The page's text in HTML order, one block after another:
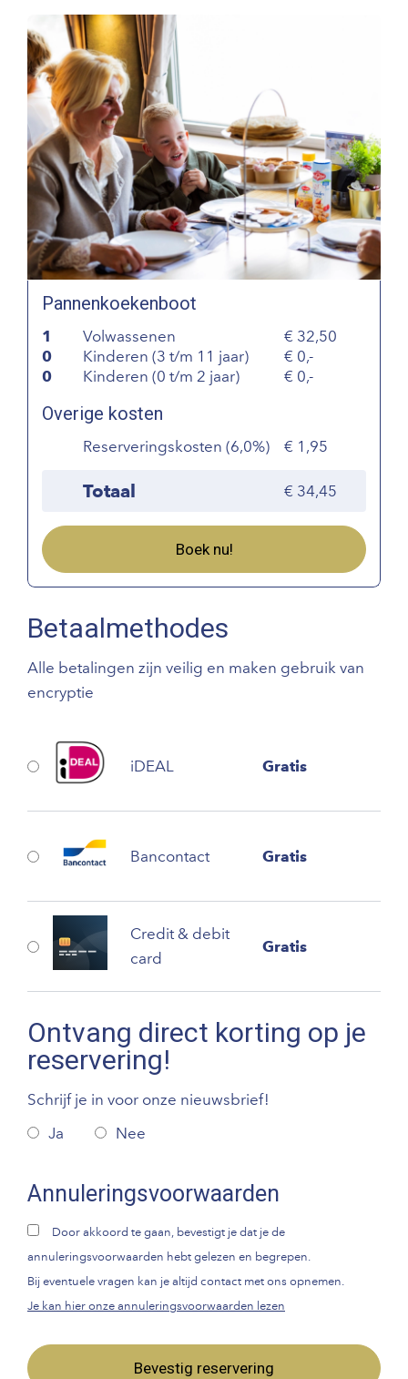
Pannenkoekenboot
1 Volwassenen
32,50
0
Kinderen (3 t/m 11 jaar)
0,-
0
Kinderen (0 t/m 2 jaar) 0,-
Overige kosten
Reserveringskosten (6,0%) 1,95
Totaal 34,45
Boek nu!
Betaalmethodes
Alle betalingen zijn veilig en maken gebruik van
encryptie
iDEAL Gratis
Bancontact Gratis
Credit & debit
card
Gratis
Ontvang direct korting op je
reservering!
Schrijf je in voor onze nieuwsbrief!
Ja
Nee
Annuleringsvoorwaarden
Door akkoord te gaan, bevestigt je dat je de
annuleringsvoorwaarden hebt gelezen en begrepen.
Bij eventuele vragen kan je altijd contact met ons opnemen.
Je kan hier onze annuleringsvoorwaarden lezen
Bevestig reservering